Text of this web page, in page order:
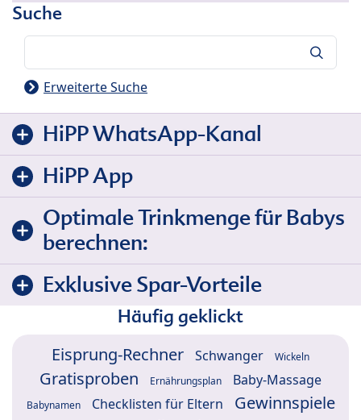
Suche
Erweiterte Suche
HiPP WhatsApp-Kanal
HiPP App
Optimale Trinkmenge für Babys
berechnen:
Exklusive Spar-Vorteile
Häufig geklickt
Eisprung-Rechner Schwanger Wickeln
Gratisproben Ernährungsplan Baby-Massage
Babynamen Checklisten für Eltern
Gewinnspiele